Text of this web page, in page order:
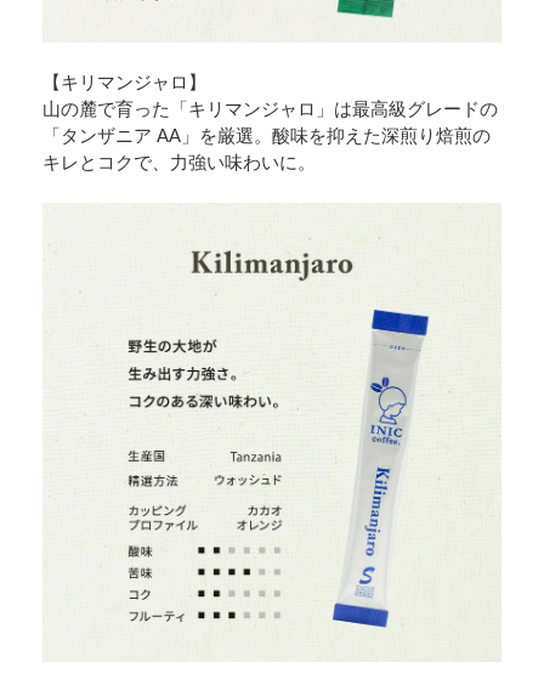
【キリマンジャロ】
山の麓で育った「キリマンジャロ」は最高級グレードの
「タンザニア AA」を厳選。酸味を抑えた深煎り焙煎の
キレとコクで、力強い味わいに。